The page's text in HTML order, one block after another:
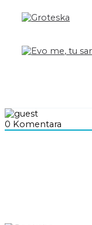
0 Komentara